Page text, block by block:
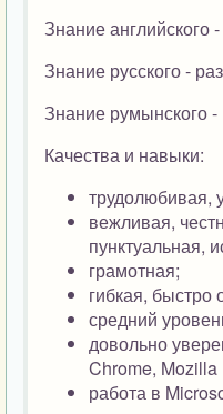
Знание английского
Знание русского -
Знание румынского -
Качества и навыки:
трудолюбивая,
вежливая,
пунктуальная,
грамотная;
гибкая, быстро
средний
довольно
Chrome, Mozilla
работа в